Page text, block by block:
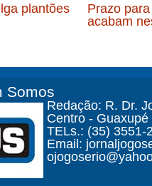
plantões
Prazo
acabam
Somos
Redação: R. Dr.
Centro - Guaxupé
TELs.: (35) 3551-
Email: